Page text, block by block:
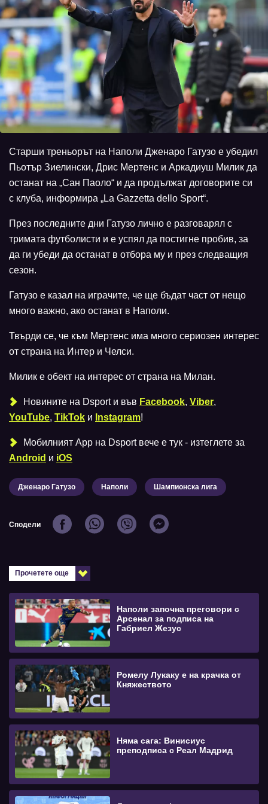
Старши треньорът на Наполи Дженаро Гатузо е убедил
Пьотър Зиелински, Дрис Мертенс и Аркадиуш Милик да
останат на „Сан Паоло“ и да продължат договорите си
с клуба, информира „La Gazzetta dello Sport“.
През последните дни Гатузо лично е разговарял с
тримата футболисти и е успял да постигне пробив, за
да ги убеди да останат в отбора му и през следващия
сезон.
Гатузо е казал на играчите, че ще бъдат част от нещо
много важно, ако останат в Наполи.
Твърди се, че към Мертенс има много сериозен интерес
от страна на Интер и Челси.
Милик е обект на интерес от страна на Милан.
Новините на Dsport и във Facebook, Viber,
YouTube, TikTok и Instagram!
Мобилният Аpp на Dsport вече е тук - изтеглете за
Android и iOS
Дженаро Гатузо Наполи Шампионска лига
Сподели
Прочетете още
Наполи започна преговори с
Арсенал за подписа на
Габриел Жезус
Ромелу Лукаку е на крачка от
Княжеството
Няма сага: Винисиус
преподписа с Реал Мадрид